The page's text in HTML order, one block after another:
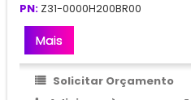
PN: Z31-0000H200BR00
Mais
Solicitar Orçamento